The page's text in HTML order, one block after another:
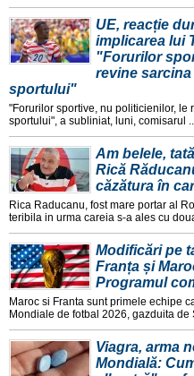
UE, reacție
implicarea lui
"Forurilor
revine
sportului"
"Forurilor sportive, nu politicienilor, le
sportului", a subliniat, luni, comisarul
Am belele,
Rică
căzătura în
Rica Raducanu, fost mare portar al
teribila in urma careia s-a ales cu
Modificări pe
Franța și
Programul
Maroc si Franta sunt primele echipe
Mondiale de fotbal 2026, gazduita de
Viagra, arma
Mondială: